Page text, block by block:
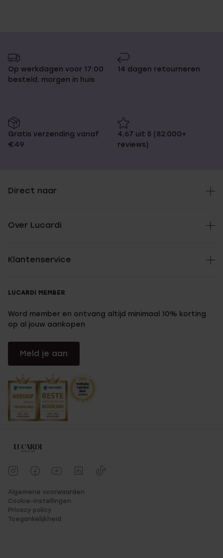
Op werkdagen voor 17:00
besteld, morgen in huis
14 dagen retourneren
Gratis verzending vanaf
€49
4,67 uit 5 (82.000+
reviews)
Direct naar
Over Lucardi
Klantenservice
LUCARDI MEMBER
Word member en ontvang altijd minimaal 10% korting
op al jouw aankopen
Meld je aan
Algemene voorwaarden
Cookie-instellingen
Privacy policy
Toegankelijkheid